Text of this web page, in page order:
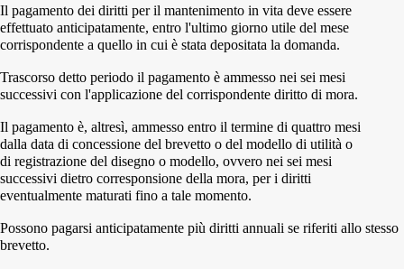
Il pagamento dei diritti per il mantenimento in vita deve essere
effettuato anticipatamente, entro l'ultimo giorno utile del mese
corrispondente a quello in cui è stata depositata la domanda.
Trascorso detto periodo il pagamento è ammesso nei sei mesi
successivi con l'applicazione del corrispondente diritto di mora.
Il pagamento è, altresì, ammesso entro il termine di quattro mesi
dalla data di concessione del brevetto o del modello di utilità o
di registrazione del disegno o modello, ovvero nei sei mesi
successivi dietro corresponsione della mora, per i diritti
eventualmente maturati fino a tale momento.
Possono pagarsi anticipatamente più diritti annuali se riferiti allo stesso
brevetto.